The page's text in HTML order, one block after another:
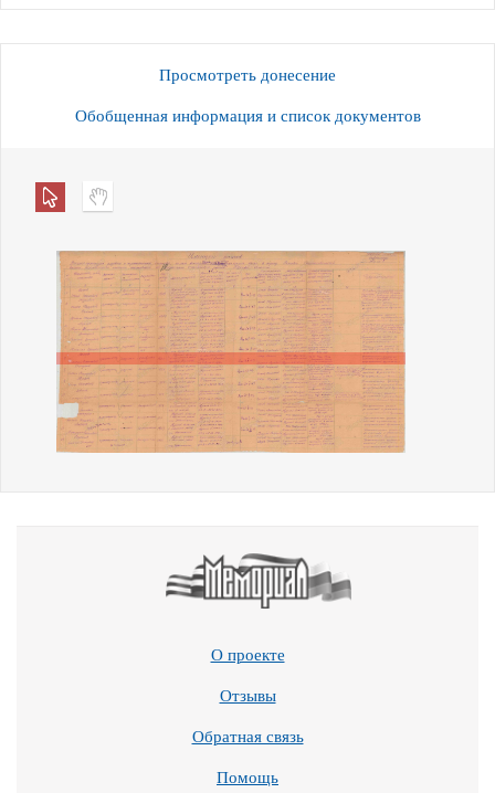
Просмотреть донесение
Обобщенная информация и список документов
О проекте
Отзывы
Обратная связь
Помощь